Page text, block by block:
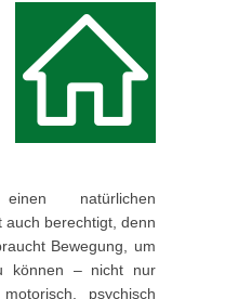
natürlichen
auch berechtigt, denn
Bewegung, um
können – nicht nur
psychisch